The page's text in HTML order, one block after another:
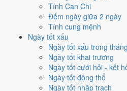
Tính Can Chi
Đếm ngày giữa 2 ngày
Tính cung mệnh
Ngày tốt xấu
Ngày tốt xấu trong tháng
Ngày tốt khai trương
Ngày tốt cưới hỏi - kết
Ngày tốt động thổ
Ngày tốt nhập trạch
Thất Xích Đoài Kim
Vận 7 · Hạ Nguyên · 1984 - 2003
Đoài · Chính Tây